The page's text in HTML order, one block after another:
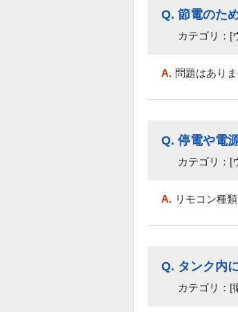
Q. 節電のた
カテゴリ：
A. 問題はあり
Q. 停電や電
カテゴリ：
A. リモコン種
Q. タンク内
カテゴリ：